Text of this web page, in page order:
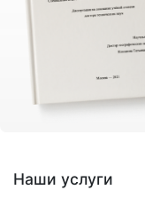
Наши услуги